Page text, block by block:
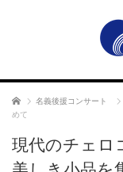
ホーム 名義後援コンサート
めて
現代のチェロ